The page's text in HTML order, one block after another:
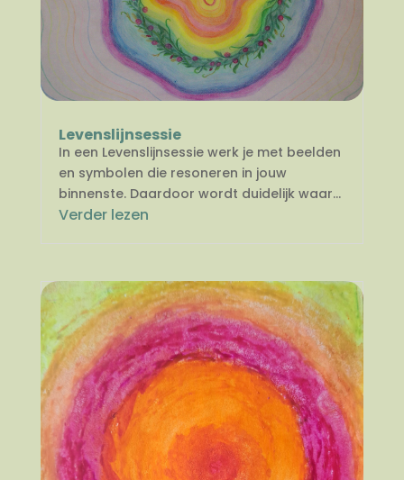
Levenslijnsessie
In een Levenslijnsessie werk je met beelden
en symbolen die resoneren in jouw
binnenste. Daardoor wordt duidelijk waar...
Verder lezen